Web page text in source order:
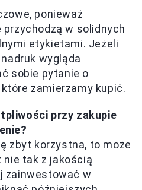
ponieważ
w solidnych
etykietami. Jeżeli
wygląda
sobie pytanie o
zamierzamy kupić.
przy zakupie
zbyt korzystna, to może
nie tak z jakością
zainwestować w